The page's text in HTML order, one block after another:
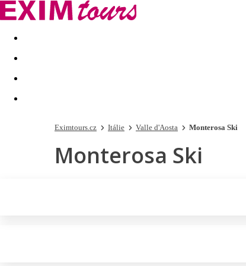
Akční nabídky Last minute
Eximtours.cz Itálie Valle d'Aosta Monterosa Ski
Monterosa Ski